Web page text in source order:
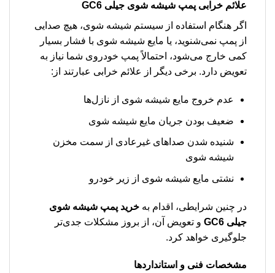
علائم خرابی پمپ شیشه شوی جیلی GC6
اگر هنگام استفاده از سیستم شیشه شوی، هیچ صدایی
از پمپ نمی‌شنوید، یا مایع شیشه شوی با فشار بسیار
کمی خارج می‌شود، احتمالاً پمپ خودروی شما نیاز به
تعویض دارد. برخی دیگر از علائم خرابی عبارتند از:
عدم خروج مایع شیشه شوی از نازل‌ها
ضعیف بودن جریان مایع شیشه شوی
شنیده شدن صداهای غیرعادی از سمت مخزن
شیشه شوی
نشتی مایع شیشه شوی از زیر خودرو
در چنین شرایطی، اقدام به خرید پمپ شیشه شوی
جیلی GC6
و تعویض آن، از بروز مشکلات جدی‌تر
جلوگیری خواهد کرد.
مشخصات فنی و استانداردها